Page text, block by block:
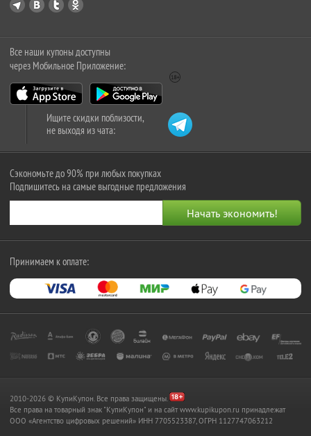
Все наши купоны доступны
через Мобильное Приложение:
Ищите скидки поблизости,
не выходя из чата:
Сэкономьте до 90% при любых покупках
Подпишитесь на самые выгодные предложения
Принимаем к оплате:
2010-2026 © КупиКупон. Все права защищены.
Все права на товарный знак "КупиКупон" и на сайт www.kupikupon.ru принадлежат
OOO «Агентство цифровых решений» ИНН 7705523387, ОГРН 1127747063212